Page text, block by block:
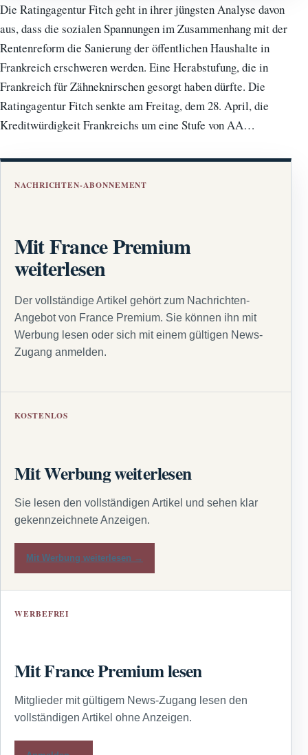
Die Ratingagentur Fitch geht in ihrer jüngsten Analyse davon
aus, dass die sozialen Spannungen im Zusammenhang mit der
Rentenreform die Sanierung der öffentlichen Haushalte in
Frankreich erschweren werden. Eine Herabstufung, die in
Frankreich für Zähneknirschen gesorgt haben dürfte. Die
Ratingagentur Fitch senkte am Freitag, dem 28. April, die
Kreditwürdigkeit Frankreichs um eine Stufe von AA…
NACHRICHTEN-ABONNEMENT
Mit France Premium
weiterlesen
Der vollständige Artikel gehört zum Nachrichten-
Angebot von France Premium. Sie können ihn mit
Werbung lesen oder sich mit einem gültigen News-
Zugang anmelden.
KOSTENLOS
Mit Werbung weiterlesen
Sie lesen den vollständigen Artikel und sehen klar
gekennzeichnete Anzeigen.
Mit Werbung weiterlesen →
WERBEFREI
Mit France Premium lesen
Mitglieder mit gültigem News-Zugang lesen den
vollständigen Artikel ohne Anzeigen.